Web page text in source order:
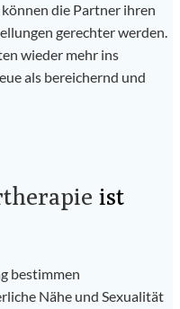
die Partner ihren
gerechter werden.
wieder mehr ins
als bereichernd und
ist
bestimmen
Nähe und Sexualität